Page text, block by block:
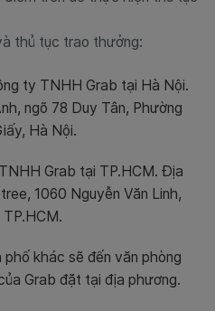
thủ tục trao thưởng:
ty TNHH Grab tại Hà Nội.
ngõ 78 Duy Tân, Phường
Hà Nội.
Grab tại TP.HCM. Địa
1060 Nguyễn Văn Linh,
TP.HCM.
khác sẽ đến văn phòng
Grab đặt tại địa phương.